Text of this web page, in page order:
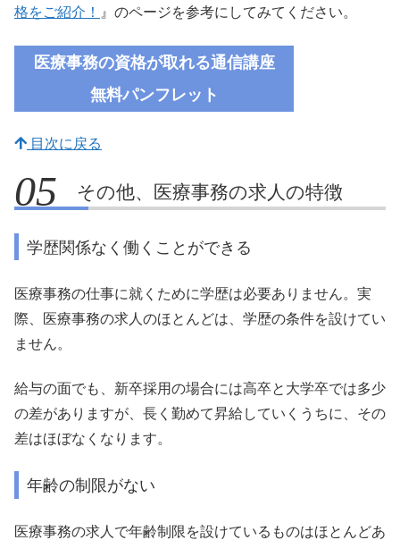
格をご紹介！ 』のページを参考にしてみてください。
医療事務の資格が取れる通信講座
無料パンフレット
目次に戻る
その他、医療事務の求人の特徴
学歴関係なく働くことができる
医療事務の仕事に就くために学歴は必要ありません。実
際、医療事務の求人のほとんどは、学歴の条件を設けてい
ません。
給与の面でも、新卒採用の場合には高卒と大学卒では多少
の差がありますが、長く勤めて昇給していくうちに、その
差はほぼなくなります。
年齢の制限がない
医療事務の求人で年齢制限を設けているものはほとんどあ